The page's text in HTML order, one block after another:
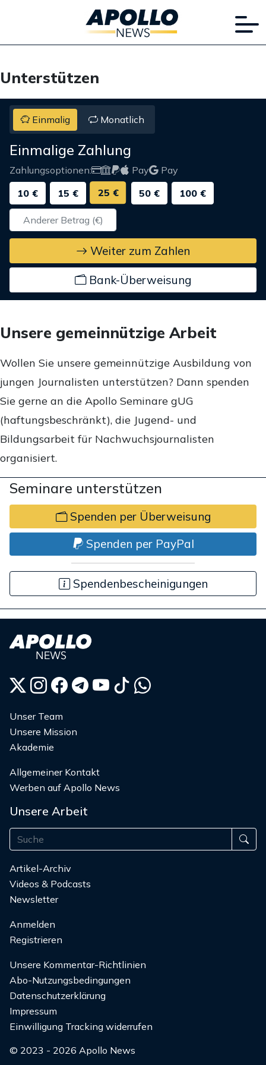
Unterstützen
Einmalig Monatlich
Einmalige Zahlung
Zahlungsoptionen: Pay
Pay
10 €
15 € 25 € 50 € 100 €
Weiter zum Zahlen
Bank-Überweisung
Unsere gemeinnützige Arbeit
Wollen Sie unsere gemeinnützige Ausbildung von
jungen Journalisten unterstützen? Dann spenden
Sie gerne an die Apollo Seminare gUG
(haftungsbeschränkt), die Jugend- und
Bildungsarbeit für Nachwuchsjournalisten
organisiert.
Seminare unterstützen
Spenden per Überweisung
Spenden per PayPal
Spendenbescheinigungen
Unser Team
Unsere Mission
Akademie
Allgemeiner Kontakt
Werben auf Apollo News
Unsere Arbeit
Artikel-Archiv
Videos & Podcasts
Newsletter
Anmelden
Registrieren
Unsere Kommentar-Richtlinien
Abo-Nutzungsbedingungen
Datenschutzerklärung
Impressum
Einwilligung Tracking widerrufen
© 2023 - 2026 Apollo News